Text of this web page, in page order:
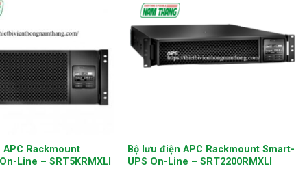
APC Rackmount
Line – SRT5KRMXLI
Bộ lưu điện APC Rackmount Smart-
UPS On-Line – SRT2200RMXLI